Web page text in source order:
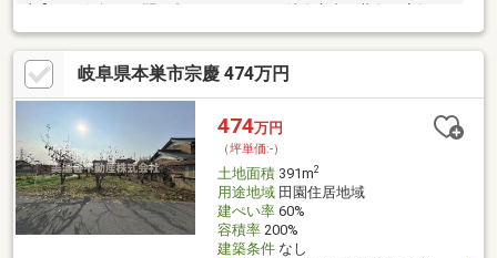
部】へお気軽にお問い合わせください！岐阜市内で黄色い店舗・
黄色い看板・黄色い車を見かけたことありませんか。私たちが美
濃善不動産です！岐阜を知っている岐阜の不動産エキスパート！
土地探しも住まい探しも建築も不動産のことならお任せ下さい。
■売買保有物件1000件以上！
岐阜県本巣市宗慶 474万円
474万円
（坪単価:-）
土地面積391m2
用途地域田園住居地域
建ぺい率60%
容積率200%
建築条件なし